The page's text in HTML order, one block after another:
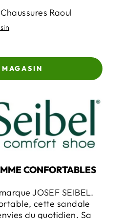
Raoul
CONFORTABLES
JOSEF SEIBEL.
cette sandale
du quotidien. Sa